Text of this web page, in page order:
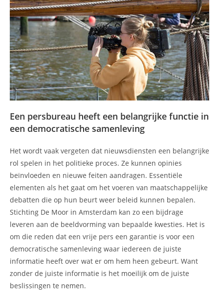
Een persbureau heeft een belangrijke functie in
een democratische samenleving
Het wordt vaak vergeten dat nieuwsdiensten een belangrijke
rol spelen in het politieke proces. Ze kunnen opinies
beïnvloeden en nieuwe feiten aandragen. Essentiële
elementen als het gaat om het voeren van maatschappelijke
debatten die op hun beurt weer beleid kunnen bepalen.
Stichting De Moor in Amsterdam kan zo een bijdrage
leveren aan de beeldvorming van bepaalde kwesties. Het is
om die reden dat een vrije pers een garantie is voor een
democratische samenleving waar iedereen de juiste
informatie heeft over wat er om hem heen gebeurt. Want
zonder de juiste informatie is het moeilijk om de juiste
beslissingen te nemen.